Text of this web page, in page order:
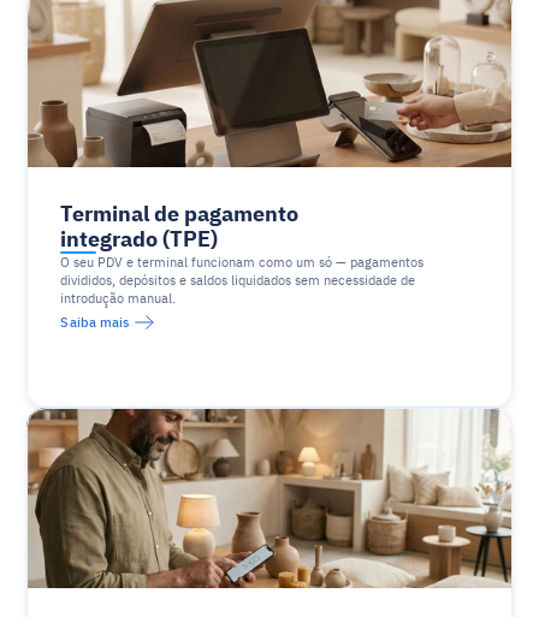
Terminal de pagamento
integrado (TPE)
O seu PDV e terminal funcionam como um só — pagamentos
divididos, depósitos e saldos liquidados sem necessidade de
introdução manual.
Saiba mais